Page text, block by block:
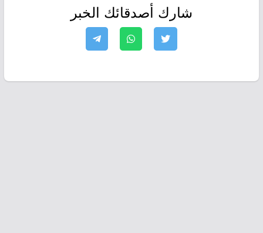
شارك أصدقائك الخبر